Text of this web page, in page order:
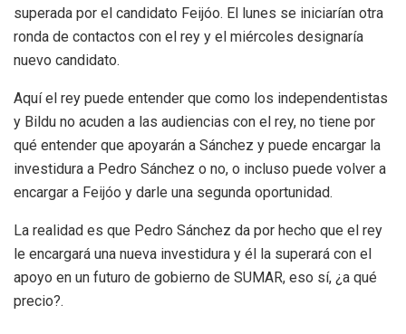
superada por el candidato Feijóo. El lunes se iniciarían otra
ronda de contactos con el rey y el miércoles designaría
nuevo candidato.
Aquí el rey puede entender que como los independentistas
y Bildu no acuden a las audiencias con el rey, no tiene por
qué entender que apoyarán a Sánchez y puede encargar la
investidura a Pedro Sánchez o no, o incluso puede volver a
encargar a Feijóo y darle una segunda oportunidad.
La realidad es que Pedro Sánchez da por hecho que el rey
le encargará una nueva investidura y él la superará con el
apoyo en un futuro de gobierno de SUMAR, eso sí, ¿a qué
precio?.